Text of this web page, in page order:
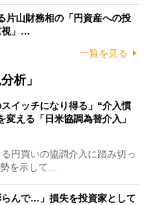
片山財務相の「円資産への投
視」…
一覧を見る
析」
スイッチになり得る」“介入慣
変える「日米協調為替介入」
円買いの協調介入に踏み切っ
を示して…
らんで…」損失を投資家として